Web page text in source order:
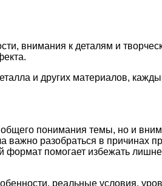
внимания к деталям и
и других материалов,
общего понимания темы, но и
важно разобраться в причинах
формат помогает избежать
реальные условия,